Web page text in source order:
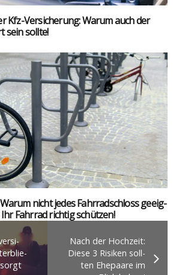
Kfz-Ver­si­che­rung: War­um auch der
sein soll­te!
nicht jedes Fahr­rad­schloss geeig­
Fahr­rad rich­tig schüt­zen!
Nach der Hoch­zeit:
Die­se 3 Risi­ken soll­
ten Ehe­paa­re im